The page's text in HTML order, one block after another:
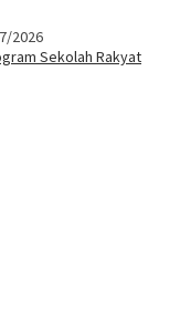
2026
Sekolah Rakyat